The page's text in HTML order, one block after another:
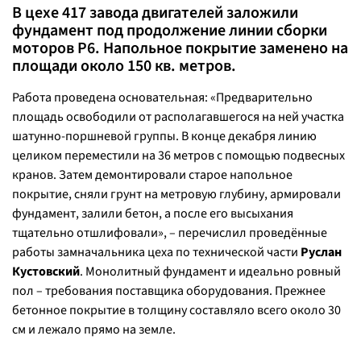
В цехе 417 завода двигателей заложили
фундамент под продолжение линии сборки
моторов Р6. Напольное покрытие заменено на
площади около 150 кв. метров.
Работа проведена основательная: «Предварительно
площадь освободили от располагавшегося на ней участка
шатунно-поршневой группы. В конце декабря линию
целиком переместили на 36 метров с помощью подвесных
кранов. Затем демонтировали старое напольное
покрытие, сняли грунт на метровую глубину, армировали
фундамент, залили бетон, а после его высыхания
тщательно отшлифовали», – перечислил проведённые
работы замначальника цеха по технической части Руслан
Кустовский. Монолитный фундамент и идеально ровный
пол – требования поставщика оборудования. Прежнее
бетонное покрытие в толщину составляло всего около 30
см и лежало прямо на земле.